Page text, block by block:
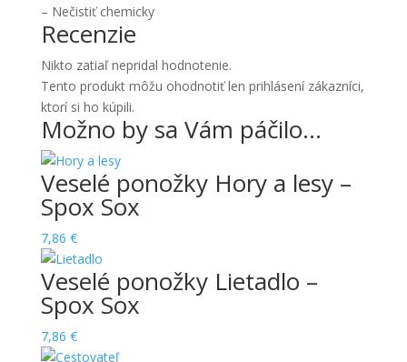
– Nečistiť chemicky
Recenzie
Nikto zatiaľ nepridal hodnotenie.
Tento produkt môžu ohodnotiť len prihlásení zákazníci,
ktorí si ho kúpili.
Možno by sa Vám páčilo…
Veselé ponožky Hory a lesy –
Spox Sox
7,86 €
Veselé ponožky Lietadlo –
Spox Sox
7,86 €